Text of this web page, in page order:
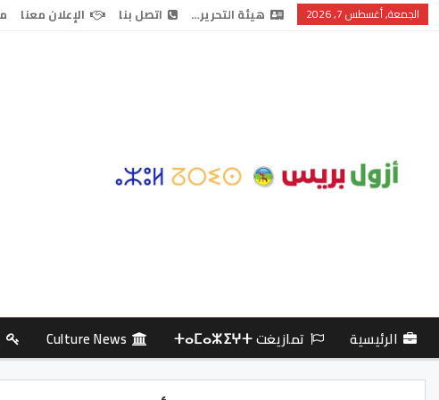
الجمعة, أغسطس 7, 2026 هيئة التحرير… اتصل بنا الإعلان معنا
الرئيسية تمازيغت ⵜⴰⵎⴰⵣⵉⵖⵜ Culture News